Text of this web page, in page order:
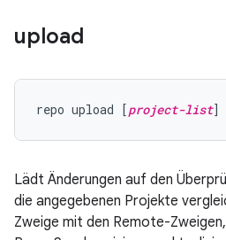
upload
repo upload [project-list
Lädt Änderungen auf den
die angegebenen Projekte
Zweige mit den Remote-